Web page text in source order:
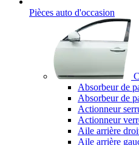
Pièces auto d'occasion
Absorbeur de
Absorbeur de
Actionneur
Actionneur
Aile arrière
Aile arrière